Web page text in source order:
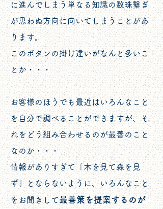
に進んでしまう単なる知識の数珠繋ぎ
が思わぬ方向に向いてしまうことがあ
ります。
このボタンの掛け違いがなんと多いこ
とか・・・
お客様のほうでも最近はいろんなこと
を自分で調べることができますが、そ
れをどう組み合わせるのが最善のこと
なのか・・・
情報がありすぎて「木を見て森を見
ず」とならないように、 いろんなこと
をお聞きして最善策を提案するのが